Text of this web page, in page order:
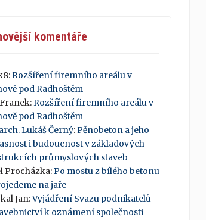
komentáře
:Rozšíření firemního areálu v
pod Radhoštěm
:Rozšíření firemního areálu v
pod Radhoštěm
Lukáš Černý:Pěnobeton a jeho
i budoucnost v základových
průmyslových staveb
Procházka:Po mostu z bílého betonu
na jaře
Jan:Vyjádření Svazu podnikatelů
k oznámení společnosti